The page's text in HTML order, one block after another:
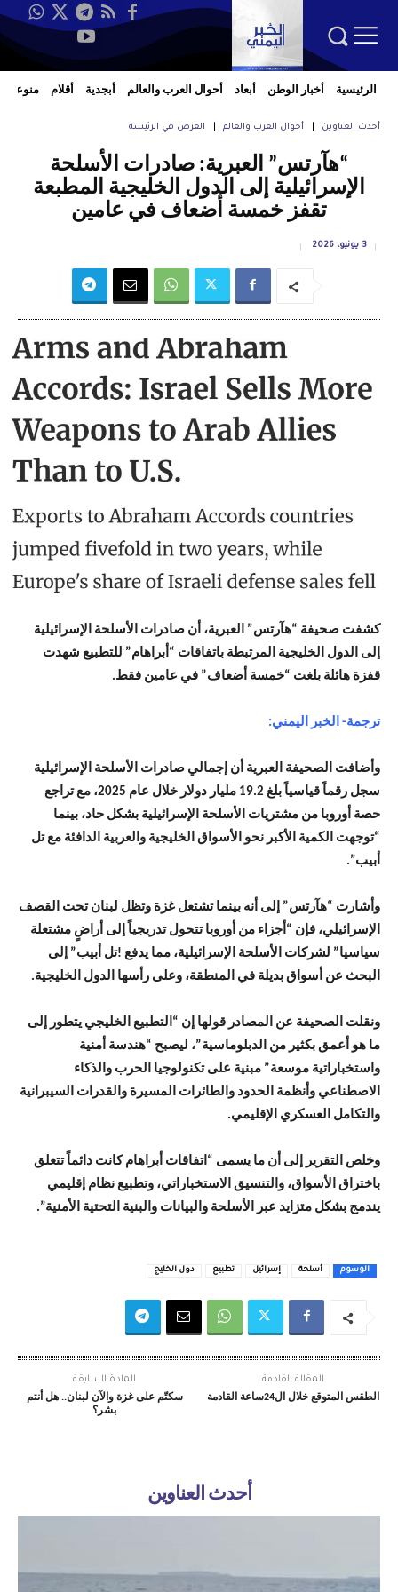
الرئيسية أخبار الوطن أبعاد أحوال العرب والعالم أبجدية أقلام منوعات
أحدث العناوين أحوال العرب والعالم العرض في الرئيسة
“هآرتس” العبرية: صادرات الأسلحة
الإسرائيلية إلى الدول الخليجية المطبعة
تقفز خمسة أضعاف في عامين
3 يونيو، 2026
كشفت صحيفة “هآرتس” العبرية، أن صادرات الأسلحة الإسرائيلية
إلى الدول الخليجية المرتبطة باتفاقات “أبراهام” للتطبيع شهدت
قفزة هائلة بلغت “خمسة أضعاف” في عامين فقط.
ترجمة- الخبر اليمني:
وأضافت الصحيفة العبرية أن إجمالي صادرات الأسلحة الإسرائيلية
سجل رقماً قياسياً بلغ 19.2 مليار دولار خلال عام 2025، مع تراجع
حصة أوروبا من مشتريات الأسلحة الإسرائيلية بشكل حاد، بينما
“توجهت الكمية الأكبر نحو الأسواق الخليجية والعربية الدافئة مع تل
أبيب”.
وأشارت “هآرتس” إلى أنه بينما تشتعل غزة وتظل لبنان تحت القصف
الإسرائيلي، فإن “أجزاء من أوروبا تتحول تدريجياً إلى أراضٍ مشتعلة
سياسيا” لشركات الأسلحة الإسرائيلية، مما يدفع !تل أبيب” إلى
البحث عن أسواق بديلة في المنطقة، وعلى رأسها الدول الخليجية.
ونقلت الصحيفة عن المصادر قولها إن “التطبيع الخليجي يتطور إلى
ما هو أعمق بكثير من الدبلوماسية”، ليصبح “هندسة أمنية
واستخباراتية موسعة” مبنية على تكنولوجيا الحرب والذكاء
الاصطناعي وأنظمة الحدود والطائرات المسيرة والقدرات السيبرانية
والتكامل العسكري الإقليمي.
وخلص التقرير إلى أن ما يسمى “اتفاقات أبراهام كانت دائماً تتعلق
باختراق الأسواق، والتنسيق الاستخباراتي، وتطبيع نظام إقليمي
يندمج بشكل متزايد عبر الأسلحة والبيانات والبنية التحتية الأمنية”.
الوسوم أسلحة إسرائيل تطبيع دول الخليج
المادة السابقة
سكتّم على غزة والآن لبنان.. هل أنتم
بشر؟
المقالة القادمة
الطقس المتوقع خلال ال24ساعة القادمة
أحدث العناوين